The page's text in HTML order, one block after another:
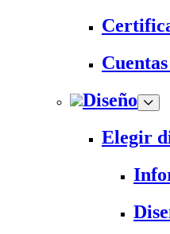
Diseño
Elegir